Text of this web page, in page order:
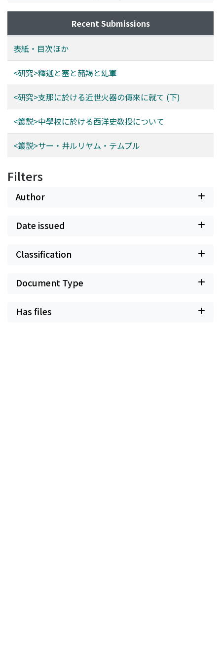
Recent Submissions
表紙・目次ほか
<研究>釋迦と塞と赭羯と乣軍
<研究>支那に於ける近世火器の傳來に就て (下)
<叢説>中學校に於ける西洋史敎授について
<叢説>サー・井ルリヤム・テムプル
Filters
Author
Date issued
Classification
Document Type
Has files